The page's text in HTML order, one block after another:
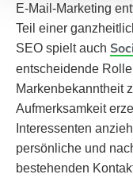
E-Mail-Marketing
Teil einer
SEO spielt auch
entscheidende
Markenbekanntheit
Aufmerksamkeit
Interessenten
persönliche und
bestehenden